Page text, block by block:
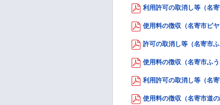
利用許可の取消し等（名
使用料の徴収（名寄市ピ
許可の取消し等（名寄市
使用料の徴収（名寄市ふ
利用許可の取消し等（名
使用料の徴収（名寄市道